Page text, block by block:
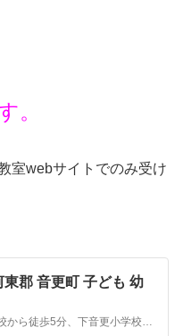
。
室webサイトでのみ受け
郡 音更町 子ども 幼
ECCジュニア中鈴蘭教室は下音更中学校から徒歩5分、下音更小学校・鈴蘭小学校から車で4分、木野東小学校から車で約7分、柳町小学校から車で約10分、音更小学校、音更保育園から車で約12分です。当教室では、幼児・小学生・中学生の子どもたちが楽しく学べる英語・英会話教室です。 無料体験・レッスン見学はお気軽にお問い合わせください。